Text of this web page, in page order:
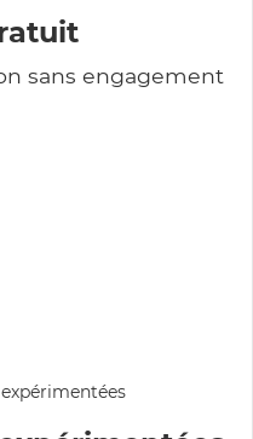
sans engagement